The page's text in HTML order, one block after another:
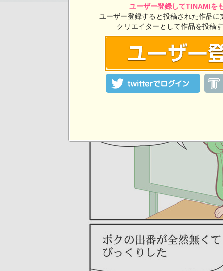
ユーザー登録してTINAMIを
ユーザー登録すると投稿された作品に
クリエイターとして作品を投稿